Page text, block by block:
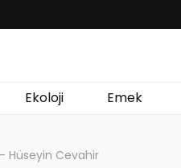
Ekoloji Emek
Hüseyin Cevahir